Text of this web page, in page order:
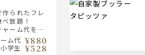
られたフレ
放題！
ャーム代を皆
。】
ム代 ¥880
小学生 ¥528